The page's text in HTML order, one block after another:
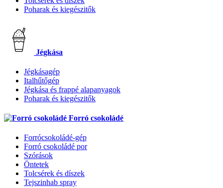
Poharak és kiegészitők
Jégkása
Jégkásagép
Italhűtőgép
Jégkása és frappé alapanyagok
Poharak és kiegészitők
Forró csokoládé
Forrócsokoládé-gép
Forró csokoládé por
Szórások
Öntetek
Tolcsérek és díszek
Tejszinhab spray